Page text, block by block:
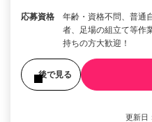
応募資格
年齢・資格不問、普通
者、足場の組立て等作
持ちの方大歓迎！
後で見る
更新日